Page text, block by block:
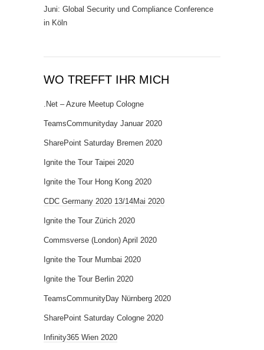
Juni: Global Security und Compliance Conference
in Köln
WO TREFFT IHR MICH
.Net – Azure Meetup Cologne
TeamsCommunityday Januar 2020
SharePoint Saturday Bremen 2020
Ignite the Tour Taipei 2020
Ignite the Tour Hong Kong 2020
CDC Germany 2020 13/14Mai 2020
Ignite the Tour Zürich 2020
Commsverse (London) April 2020
Ignite the Tour Mumbai 2020
Ignite the Tour Berlin 2020
TeamsCommunityDay Nürnberg 2020
SharePoint Saturday Cologne 2020
Infinity365 Wien 2020